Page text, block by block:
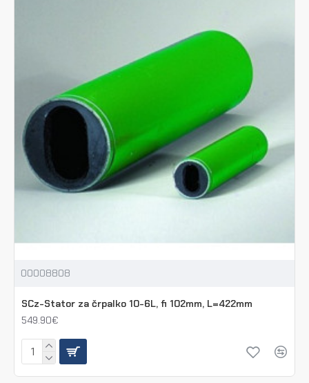
00008808
SCz-Stator za črpalko 10-6L, fi 102mm, L=422mm
549.90€